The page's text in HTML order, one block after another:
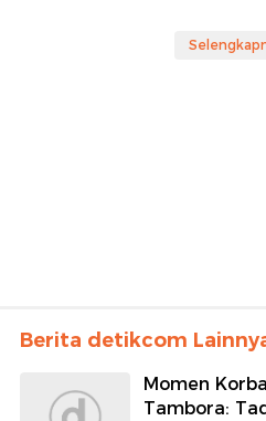
Berita detikcom
Momen
Tambora: